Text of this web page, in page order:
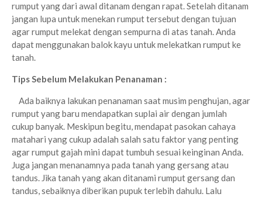
rumput yang dari awal ditanam dengan rapat.Setelah ditanam
jangan lupa untuk menekan rumput tersebut dengan tujuan
agar rumput melekat dengan sempurna di atas tanah. Anda
dapat menggunakan balok kayu untuk melekatkan rumput ke
tanah.
Tips Sebelum Melakukan Penanaman :
Ada baiknya lakukan penanaman saat musim penghujan, agar
rumput yang baru mendapatkan suplai air dengan jumlah
cukup banyak. Meskipun begitu, mendapat pasokan cahaya
matahari yang cukup adalah salah satu faktor yang penting
agar rumput gajah mini dapat tumbuh sesuai keinginan Anda.
Juga jangan menanamnya pada tanah yang gersang atau
tandus. Jika tanah yang akan ditanami rumput gersang dan
tandus, sebaiknya diberikan pupuk terlebih dahulu. Lalu